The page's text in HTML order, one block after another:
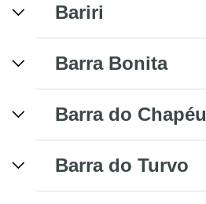
Bariri
Barra Bonita
Barra do Chapéu
Barra do Turvo